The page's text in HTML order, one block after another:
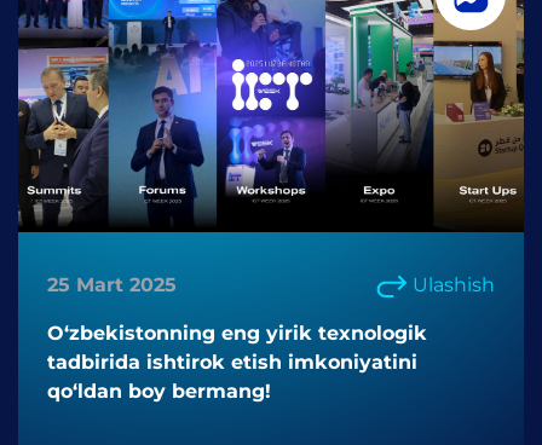
25 Mart 2025 Ulashish
O‘zbekistonning eng yirik texnologik
tadbirida ishtirok etish imkoniyatini
qo‘ldan boy bermang!